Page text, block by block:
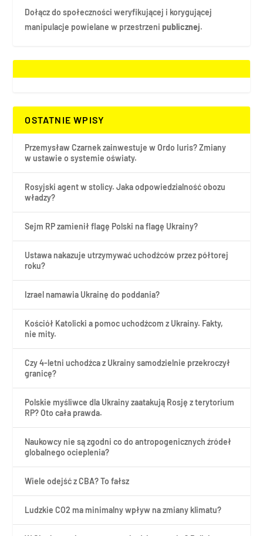
Dołącz do społeczności weryfikującej i korygującej
manipulacje powielane w przestrzenipublicznej.
OSTATNIE WPISY
Przemysław Czarnek zainwestuje w Ordo Iuris? Zmiany
w ustawie o systemie oświaty.
Rosyjski agent w stolicy. Jaka odpowiedzialność obozu
władzy?
Sejm RP zamienił flagę Polski na flagę Ukrainy?
Ustawa nakazuje utrzymywać uchodźców przez półtorej
roku?
Izrael namawia Ukrainę do poddania?
Kościół Katolicki a pomoc uchodźcom z Ukrainy. Fakty,
nie mity.
Czy 4-letni uchodźca z Ukrainy samodzielnie przekroczył
granicę?
Polskie myśliwce dla Ukrainy zaatakują Rosję z terytorium
RP? Oto cała prawda.
Naukowcy nie są zgodni co do antropogenicznych źródeł
globalnego ocieplenia?
Wiele odejść z CBA? To fałsz
Ludzkie CO2 ma minimalny wpływ na zmiany klimatu?